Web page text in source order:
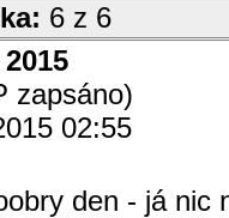
6 z 6
zapsáno)
02:55
den - já nic